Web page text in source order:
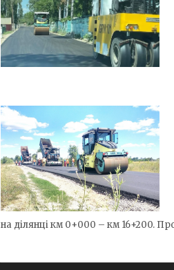
на ділянці км 0+000 – км 16+200.